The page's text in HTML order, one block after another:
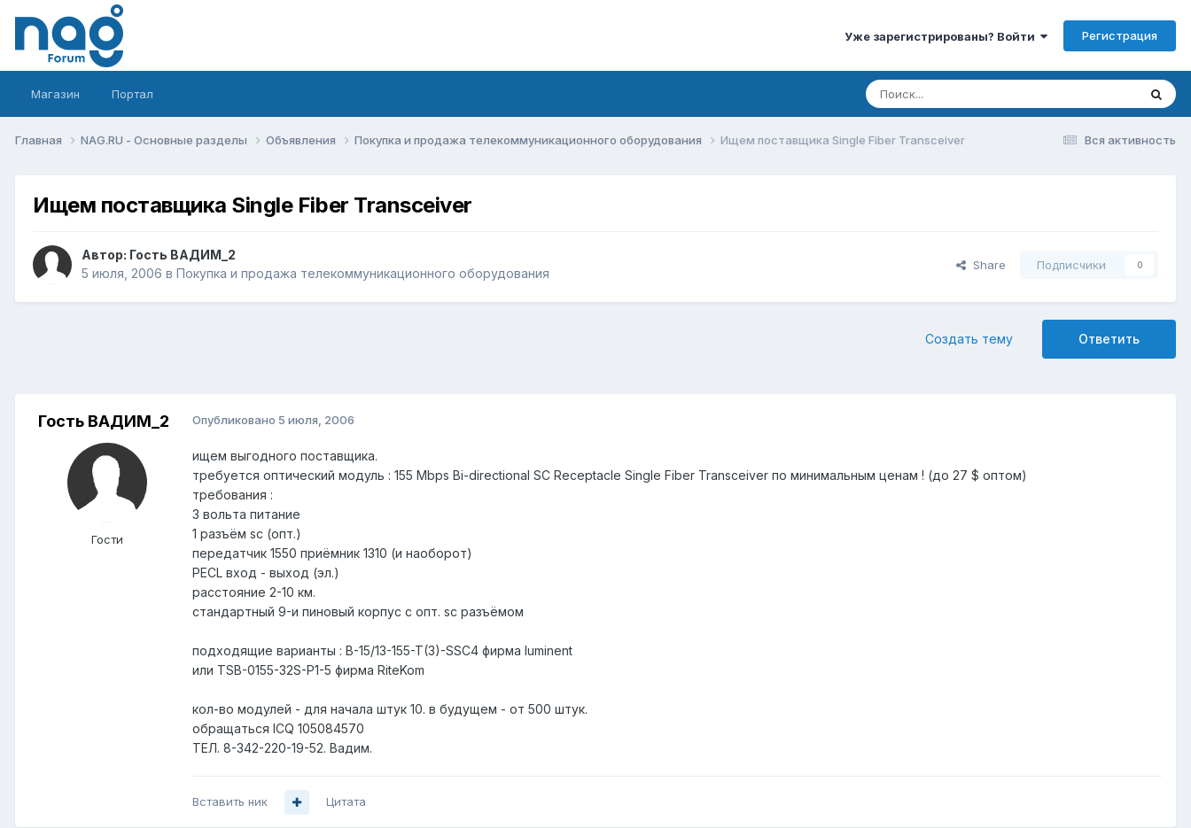
Уже зарегистрированы? Войти Регистрация
Магазин Портал
Вся активность
Главная NAG.RU - Основные разделы Объявления Покупка и продажа телекоммуникационного оборудования Ищем поставщика Single Fiber Transceiver
Ищем поставщика Single Fiber Transceiver
Автор: Гость ВАДИМ_2
5 июля, 2006 в Покупка и продажа телекоммуникационного оборудования
Share Подписчики 0
Ответить
Создать тему
Гость ВАДИМ_2
Гости
Опубликовано 5 июля, 2006
ищем выгодного поставщика.
требуется оптический модуль : 155 Mbps Bi-directional SC Receptacle Single Fiber Transceiver по минимальным ценам ! (до 27 $ оптом)
требования :
3 вольта питание
1 разъём sc (опт.)
передатчик 1550 приёмник 1310 (и наоборот)
PECL вход - выход (эл.)
расстояние 2-10 км.
стандартный 9-и пиновый корпус с опт. sc разъёмом
подходящие варианты : B-15/13-155-T(3)-SSC4 фирма luminent
или TSB-0155-32S-P1-5 фирма RiteKom
кол-во модулей - для начала штук 10. в будущем - от 500 штук.
обращаться ICQ 105084570
ТЕЛ. 8-342-220-19-52. Вадим.
Вставить ник Цитата